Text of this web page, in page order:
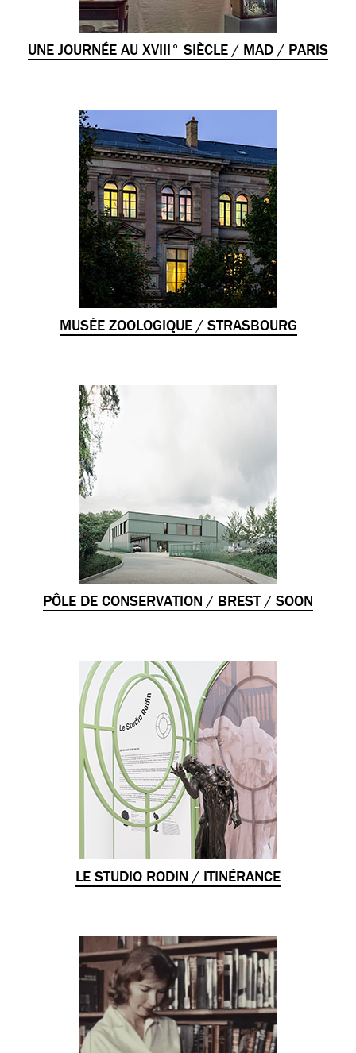
UNE JOURNÉE AU XVIII° SIÈCLE / MAD / PARIS
MUSÉE ZOOLOGIQUE / STRASBOURG
PÔLE DE CONSERVATION / BREST / SOON
LE STUDIO RODIN / ITINÉRANCE